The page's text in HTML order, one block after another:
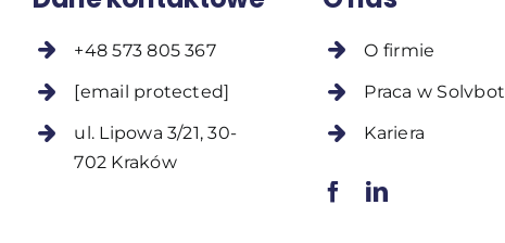
+48 573 805 367
[email protected]
ul. Lipowa 3/21, 30-
702 Kraków
O firmie
Praca w Solvbot
Kariera